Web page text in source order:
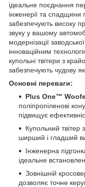
ідеальне поєднання
інженерії та спадщини
забезпечують високу
звуку у вашому
модернізації
інноваційним
купольні твітери з
забезпечують чудову
Основні переваги:
Plus One™
поліпропіленові
підвищує
Купольний
ширший і гладший
Інженерна
ідеальне
Зовнішній
дозволяє точне